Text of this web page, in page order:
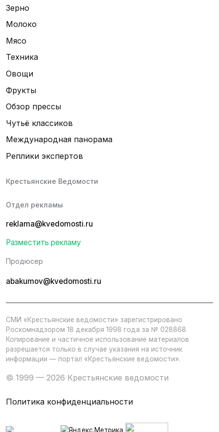
Зерно
Молоко
Мясо
Техника
Овощи
Фрукты
Обзор прессы
Чутьё классиков
Международная панорама
Реплики экспертов
Крестьянские Ведомости
Отдел рекламы
reklama@kvedomosti.ru
Разместить рекламу
Продюсер
abakumov@kvedomosti.ru
СМИ «Крестьянские ведомости» зарегистрировано
Роскомнадзором 18 декабря 1998 года за № 028868
Копирование и частичное использование материалов
разрешается только в случае указания на источник
информации — портал «Крестьянские ведомости».
© 1999 — 2026 Крестьянские ведомости
Политика конфиденциальности